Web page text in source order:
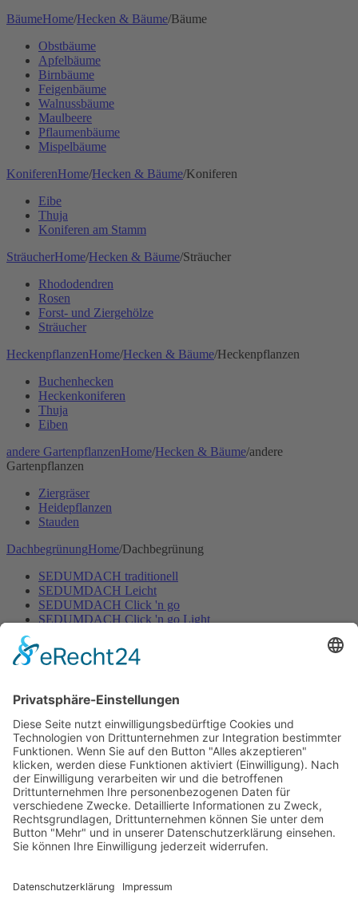
BäumeHome/Hecken & Bäume/Bäume
Obstbäume
Apfelbäume
Birnbäume
Feigenbäume
Walnussbäume
Maulbeere
Pflaumenbäume
Mispelbäume
KoniferenHome/Hecken & Bäume/Koniferen
Eibe
Thuja
Koniferen am Stamm
SträucherHome/Hecken & Bäume/Sträucher
Rhododendren
Rosen
Forst- und Ziergehölze
Sträucher
HeckenpflanzenHome/Hecken & Bäume/Heckenpflanzen
Buchenhecken
Heckenkoniferen
Thuja
Eiben
andere GartenpflanzenHome/Hecken & Bäume/andere
Gartenpflanzen
Ziergräser
Heidepflanzen
Stauden
DachbegrünungHome/Dachbegrünung
SEDUMDACH traditionell
SEDUMDACH Leicht
SEDUMDACH Click 'n go
SEDUMDACH Click 'n go Light
Biodiversitätsdach Leicht
Rasen
Hecken & Beete
Zubehör Bewässerung
MähroboterHome/Mähroboter
Mähroboter mit Begrenzungskabel
Mähroboter ohne Begrenzungskabel
Zubehör für Mähroboter
DüngerHome/Dünger
Rasaflor